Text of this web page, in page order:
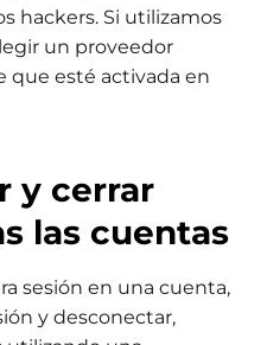
hackers. Si utilizamos
un proveedor
que esté activada en
y cerrar
las cuentas
sesión en una cuenta,
y desconectar,